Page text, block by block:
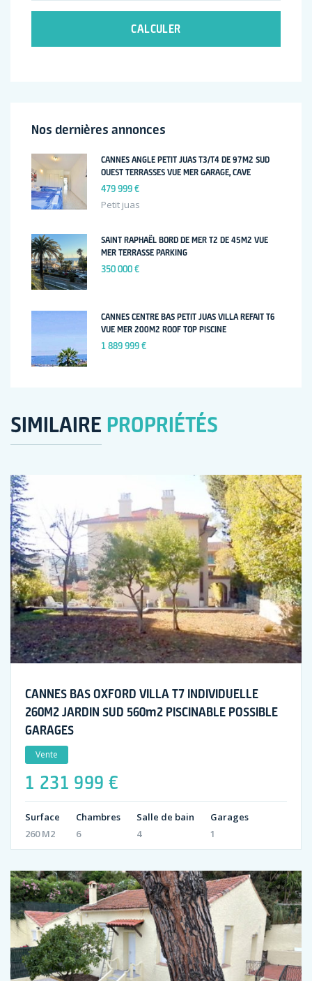
CALCULER
Nos dernières annonces
CANNES ANGLE PETIT JUAS T3/T4 DE 97M2 SUD
OUEST TERRASSES VUE MER GARAGE, CAVE
479 999 €
Petit juas
SAINT RAPHAËL BORD DE MER T2 DE 45M2 VUE
MER TERRASSE PARKING
350 000 €
CANNES CENTRE BAS PETIT JUAS VILLA REFAIT T6
VUE MER 200M2 ROOF TOP PISCINE
1 889 999 €
SIMILAIRE PROPRIÉTÉS
CANNES BAS OXFORD VILLA T7 INDIVIDUELLE
260M2 JARDIN SUD 560m2 PISCINABLE POSSIBLE
GARAGES
Vente
1 231 999 €
Surface
260 M2
Chambres
6
Salle de bain
4
Garages
1